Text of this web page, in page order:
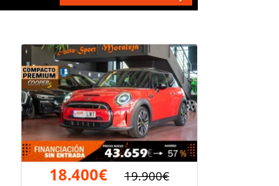
18.400€ 19.900€